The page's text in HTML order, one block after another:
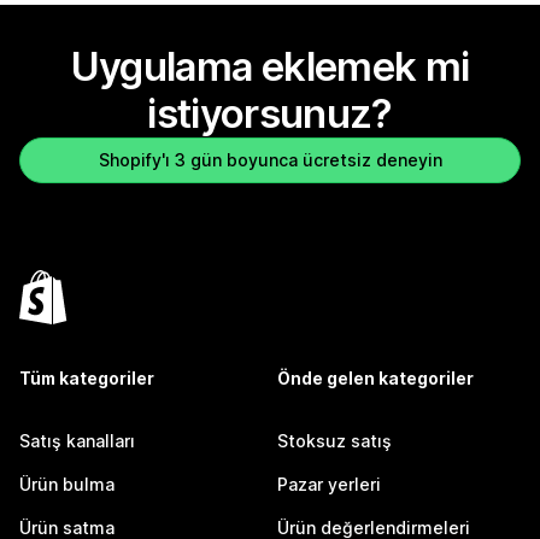
Uygulama eklemek mi
istiyorsunuz?
Shopify'ı 3 gün boyunca ücretsiz deneyin
Tüm kategoriler
Satış kanalları
Ürün bulma
Ürün satma
Önde gelen kategoriler
Stoksuz satış
Pazar yerleri
Ürün değerlendirmeleri